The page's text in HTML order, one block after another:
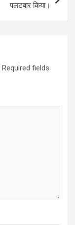
पलटवार किया।
Required fields